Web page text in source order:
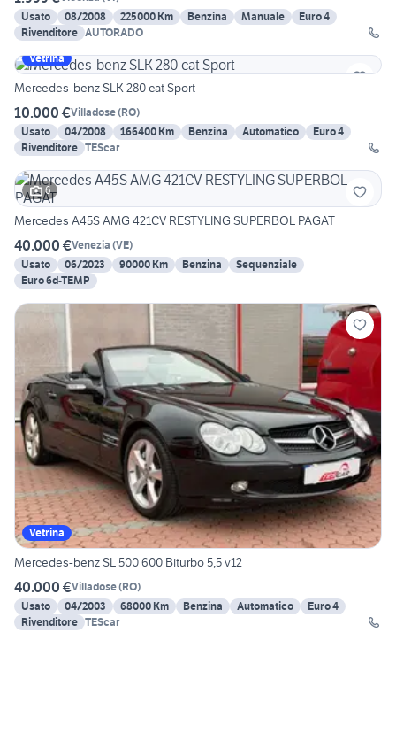
Usato
08/2008 225000 Km Benzina Manuale
Euro 4
Rivenditore AUTORADO
Vetrina
Mercedes-benz SLK 280 cat Sport
10.000 €Villadose(RO)
Usato
04/2008 166400 Km Benzina Automatico
Euro 4
Rivenditore TEScar
6
Mercedes A45S AMG 421CV RESTYLING SUPERBOL PAGAT
40.000 €Venezia (VE)
Usato
06/2023 90000 Km Benzina
Sequenziale
Euro 6d-TEMP
Vetrina
Mercedes-benz SL 500 600 Biturbo 5,5 v12
40.000 €Villadose(RO)
Usato
04/2003 68000 Km Benzina Automatico
Euro 4
Rivenditore TEScar